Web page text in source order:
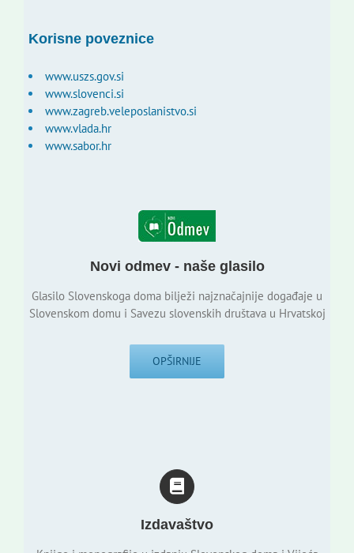
Korisne poveznice
www.uszs.gov.si
www.slovenci.si
www.zagreb.veleposlanistvo.si
www.vlada.hr
www.sabor.hr
Novi odmev - naše glasilo
Glasilo Slovenskoga doma bilježi najznačajnije događaje u
Slovenskom domu i Savezu slovenskih društava u Hrvatskoj
OPŠIRNIJE
Izdavaštvo